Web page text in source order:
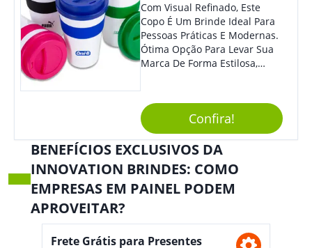
Com Visual Refinado, Este
Copo É Um Brinde Ideal Para
Pessoas Práticas E Modernas.
Ótima Opção Para Levar Sua
Marca De Forma Estilosa,
Reuniões Corporativas Ou Até
Mesmo Para Presentear
Colaboradores.
Confira!
BENEFÍCIOS EXCLUSIVOS DA
INNOVATION BRINDES: COMO
EMPRESAS EM PAINEL PODEM
APROVEITAR?
Frete Grátis para Presentes